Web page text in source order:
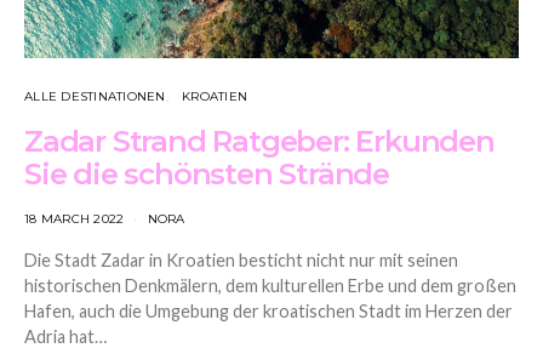
ALLE DESTINATIONEN KROATIEN
Zadar Strand Ratgeber: Erkunden
Sie die schönsten Strände
18 MARCH 2022 NORA
Die Stadt Zadar in Kroatien besticht nicht nur mit seinen
historischen Denkmälern, dem kulturellen Erbe und dem großen
Hafen, auch die Umgebung der kroatischen Stadt im Herzen der
Adria hat…